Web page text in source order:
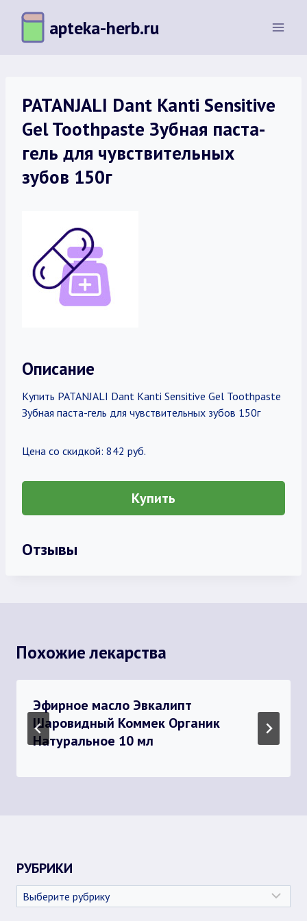
Перейти
содержимому
apteka-herb.ru
PATANJALI Dant Kanti Sensitive
Gel Toothpaste Зубная паста-
гель для чувствительных
зубов 150г
Описание
Купить PATANJALI Dant Kanti Sensitive Gel Toothpaste
Зубная паста-гель для чувствительных зубов 150г
Цена со скидкой: 842 руб.
Купить
Отзывы
Похожие лекарства
Эфирное масло Эвкалипт
Шаровидный Коммек Органик
Натуральное 10 мл
РУБРИКИ
Рубрики